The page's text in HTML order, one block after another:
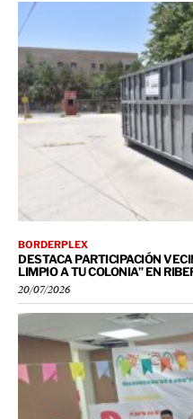
BORDERPLEX
DESTACA PARTICIPACIÓN
LIMPIO A TU COLONIA” EN
20/07/2026